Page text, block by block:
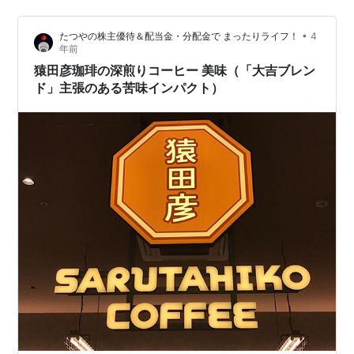
たつやの株主優待＆配当金・分配金で まったりライフ！ • 4
年前
猿田彦珈琲の深煎りコーヒー 美味（「大吉ブレン
ド」主張のある苦味インパクト）